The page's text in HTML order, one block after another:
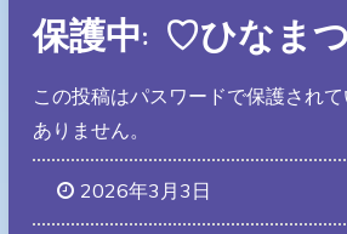
保護中: ♡ひなま
この投稿はパスワードで保護され
ありません。
2026年3月3日